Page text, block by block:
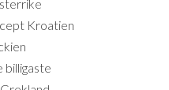
Kroatien
billigaste